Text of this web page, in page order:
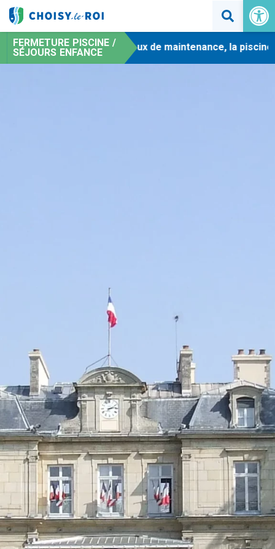
Ouvrir
FERMETURE PISCINE /
SÉJOURS ENFANCE
-En raison de travaux de maintenance, la piscine